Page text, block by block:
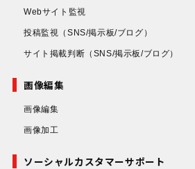
Webサイト監視
投稿監視 （SNS/掲示板/ブログ）
サイト掲載判断 （SNS/掲示板/ブログ）
画像編集
画像編集
画像加工
ソーシャルカスタマーサポート